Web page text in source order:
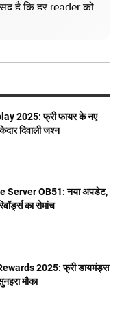
है कि हर reader को
2025: फ्री फायर के नए
दिवाली जश्न
Server OB51: नया अपडेट,
का रोमांच
2025: फ्री डायमंड्स
मौका